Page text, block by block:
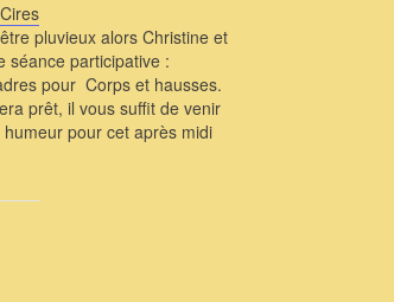
pluvieux alors Christine et
séance participative :
pour Corps et hausses.
prêt, il vous suffit de venir
pour cet après midi
vous en remplissant ce